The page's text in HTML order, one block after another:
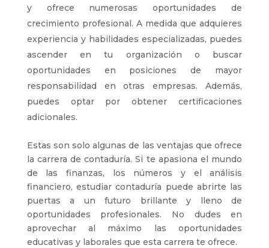
y ofrece numerosas oportunidades de
crecimiento profesional. A medida que adquieres
experiencia y habilidades especializadas, puedes
ascender en tu organización o buscar
oportunidades en posiciones de mayor
responsabilidad en otras empresas. Además,
puedes optar por obtener certificaciones
adicionales.
Estas son solo algunas de las ventajas que ofrece
la carrera de contaduría. Si te apasiona el mundo
de las finanzas, los números y el análisis
financiero, estudiar contaduría puede abrirte las
puertas a un futuro brillante y lleno de
oportunidades profesionales. No dudes en
aprovechar al máximo las oportunidades
educativas y laborales que esta carrera te ofrece.